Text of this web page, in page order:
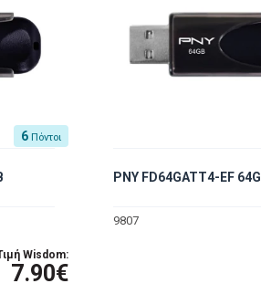
6 Πόντοι
Wisdom:
7.90€
PNY FD64GATT4-EF
9807